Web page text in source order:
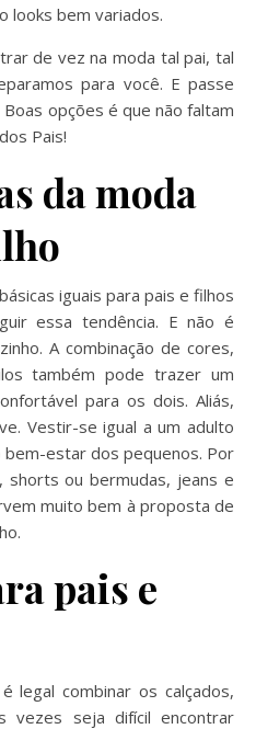
looks bem variados.
de vez na moda tal pai, tal
para você. E passe
Boas opções é que não faltam
Pais!
da moda
iguais para pais e filhos
essa tendência. E não é
A combinação de cores,
também pode trazer um
para os dois. Aliás,
Vestir-se igual a um adulto
bem-estar dos pequenos. Por
shorts ou bermudas, jeans e
muito bem à proposta de
pais e
legal combinar os calçados,
vezes seja difícil encontrar